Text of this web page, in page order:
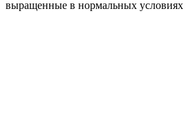
выращенные в нормальных